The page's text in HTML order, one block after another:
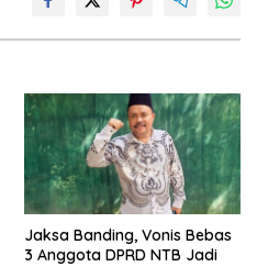
Jaksa Banding, Vonis Bebas
3 Anggota DPRD NTB Jadi